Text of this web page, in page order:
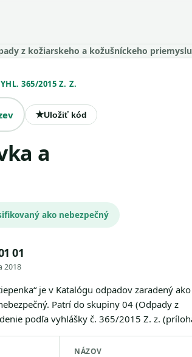
z kožiarskeho a kožušníckeho priemyslu
365/2015 Z. Z.
★Uložiť kód
ako nebezpečný
01
2018
je v Katalógu odpadov zaradený
Patrí do skupiny 04 (Odpady z
podľa vyhlášky č. 365/2015 Z. z.
NÁZOV